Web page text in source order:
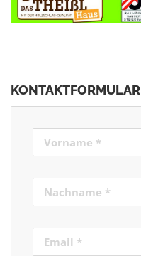
KONTAKTFORMULAR